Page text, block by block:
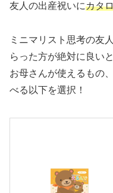
友人の出産祝いにカタ
ミニマリスト思考の友
らった方が絶対に良い
お母さんが使えるもの
べる以下を選択！